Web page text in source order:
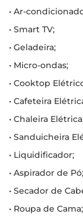
• Ar-
• Smart TV;
• Geladeira;
• Micro-ondas;
• Cooktop
• Cafeteira
• Chaleira
• Sanduicheira
• Liquidificador;
• Aspirador de Pó;
• Secador de
• Roupa de Cama;